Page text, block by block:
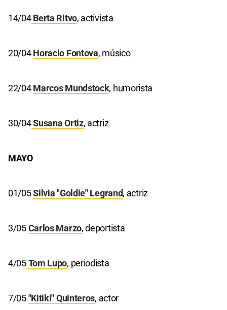
14/04 Berta Ritvo, activista
20/04Horacio Fontova, músico
22/04Marcos Mundstock, humorista
30/04Susana Ortiz, actriz
MAYO
01/05Silvia "Goldie" Legrand, actriz
3/05Carlos Marzo, deportista
4/05Tom Lupo, periodista
7/05"Kitiki" Quinteros, actor